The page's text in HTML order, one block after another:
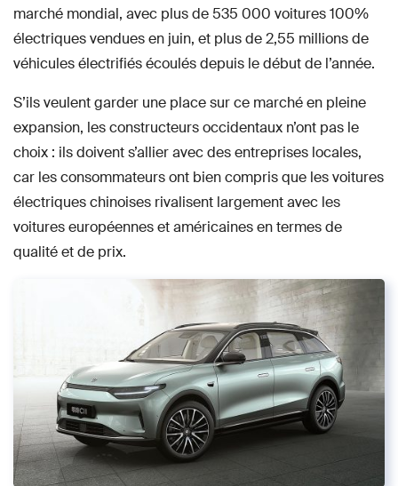
marché mondial, avec plus de 535 000 voitures 100%
électriques vendues en juin, et plus de 2,55 millions de
véhicules électrifiés écoulés depuis le début de l’année.
S’ils veulent garder une place sur ce marché en pleine
expansion, les constructeurs occidentaux n’ont pas le
choix : ils doivent s’allier avec des entreprises locales,
car les consommateurs ont bien compris que les voitures
électriques chinoises rivalisent largement avec les
voitures européennes et américaines en termes de
qualité et de prix.